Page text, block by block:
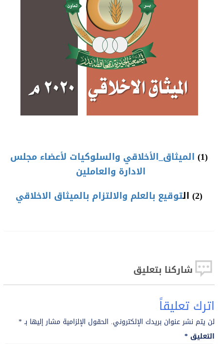
(1)
الميثاق_الأخلاقي والسلوكيات لأعضاء مجلس
الادارة والعاملين
(2) ال
توقيع بالعلم والالتزام بالميثاق الاخلاقي
شاركنا بتعليق
اترك تعليقاً
لن يتم نشر عنوان بريدك الإلكتروني. الحقول الإلزامية مشار إليها بـ*
التعليق *